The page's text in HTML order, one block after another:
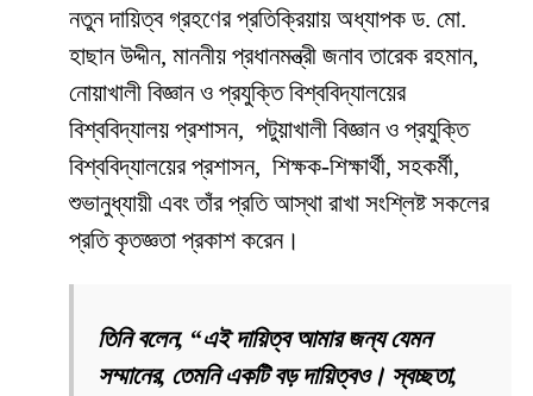
নতুন দায়িত্ব গ্রহণের প্রতিক্রিয়ায় অধ্যাপক ড. মো.
হাছান উদ্দীন, মাননীয় প্রধানমন্ত্রী জনাব তারেক রহমান,
নোয়াখালী বিজ্ঞান ও প্রযুক্তি বিশ্ববিদ্যালয়ের
বিশ্ববিদ্যালয় প্রশাসন, পটুয়াখালী বিজ্ঞান ও প্রযুক্তি
বিশ্ববিদ্যালয়ের প্রশাসন, শিক্ষক-শিক্ষার্থী, সহকর্মী,
শুভানুধ্যায়ী এবং তাঁর প্রতি আস্থা রাখা সংশ্লিষ্ট সকলের
প্রতি কৃতজ্ঞতা প্রকাশ করেন।
তিনি বলেন, “এই দায়িত্ব আমার জন্য যেমন
সম্মানের, তেমনি একটি বড় দায়িত্বও। স্বচ্ছতা,